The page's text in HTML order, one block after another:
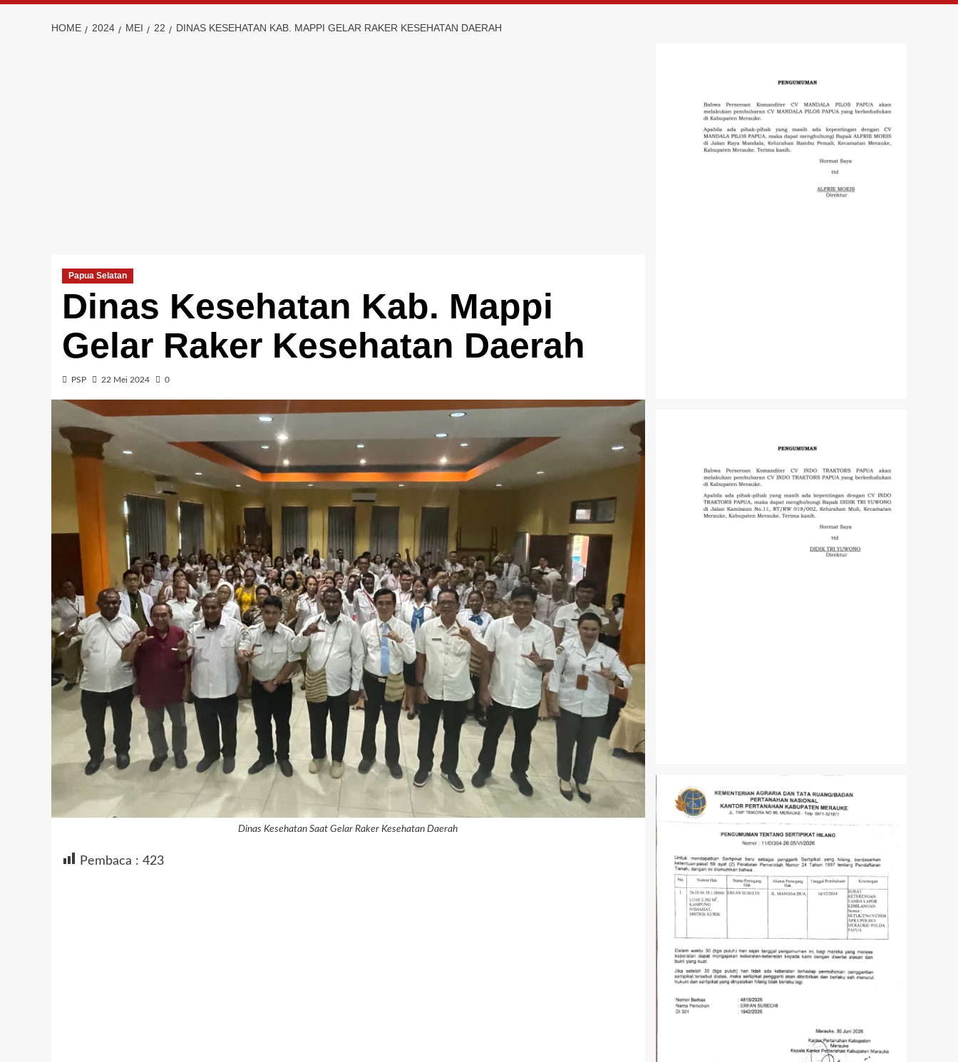
HOME 2024 MEI 22 DINAS KESEHATAN KAB. MAPPI GELAR RAKER KESEHATAN DAERAH
Papua Selatan
Dinas Kesehatan Kab. Mappi
Gelar Raker Kesehatan Daerah
PSP 22 Mei 2024 0
Dinas Kesehatan Saat Gelar Raker Kesehatan Daerah
Pembaca : 423